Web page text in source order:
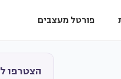
פורטל מעצבים
הצטרפו